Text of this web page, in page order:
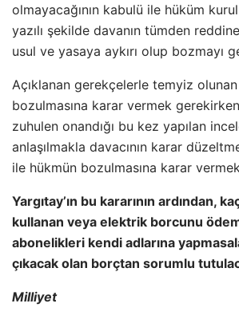
olmayacağının kabulü ile hüküm
yazılı şekilde davanın tümden
usul ve yasaya aykırı olup bozmayı
Açıklanan gerekçelerle temyiz
bozulmasına karar vermek
zuhulen onandığı bu kez yapılan
anlaşılmakla davacının karar
ile hükmün bozulmasına karar
Yargıtay’ın bu kararının ardından,
kullanan veya elektrik borcunu
abonelikleri kendi adlarına
çıkacak olan borçtan sorumlu
Milliyet